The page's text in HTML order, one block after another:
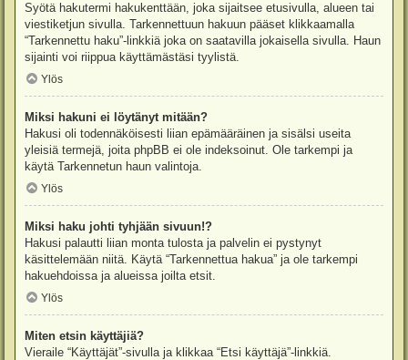
Syötä hakutermi hakukenttään, joka sijaitsee etusivulla, alueen tai
viestiketjun sivulla. Tarkennettuun hakuun pääset klikkaamalla
“Tarkennettu haku”-linkkiä joka on saatavilla jokaisella sivulla. Haun
sijainti voi riippua käyttämästäsi tyylistä.
Ylös
Miksi hakuni ei löytänyt mitään?
Hakusi oli todennäköisesti liian epämääräinen ja sisälsi useita
yleisiä termejä, joita phpBB ei ole indeksoinut. Ole tarkempi ja
käytä Tarkennetun haun valintoja.
Ylös
Miksi haku johti tyhjään sivuun!?
Hakusi palautti liian monta tulosta ja palvelin ei pystynyt
käsittelemään niitä. Käytä “Tarkennettua hakua” ja ole tarkempi
hakuehdoissa ja alueissa joilta etsit.
Ylös
Miten etsin käyttäjiä?
Vieraile “Käyttäjät”-sivulla ja klikkaa “Etsi käyttäjä”-linkkiä.